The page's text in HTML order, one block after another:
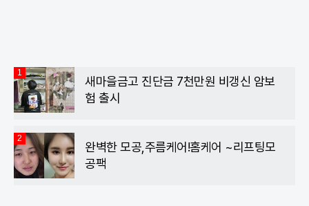
1
새마을금고 진단금 7천만원 비갱신 암보
험 출시
2
완벽한 모공,주름케어!홈케어 ~리프팅모
공팩